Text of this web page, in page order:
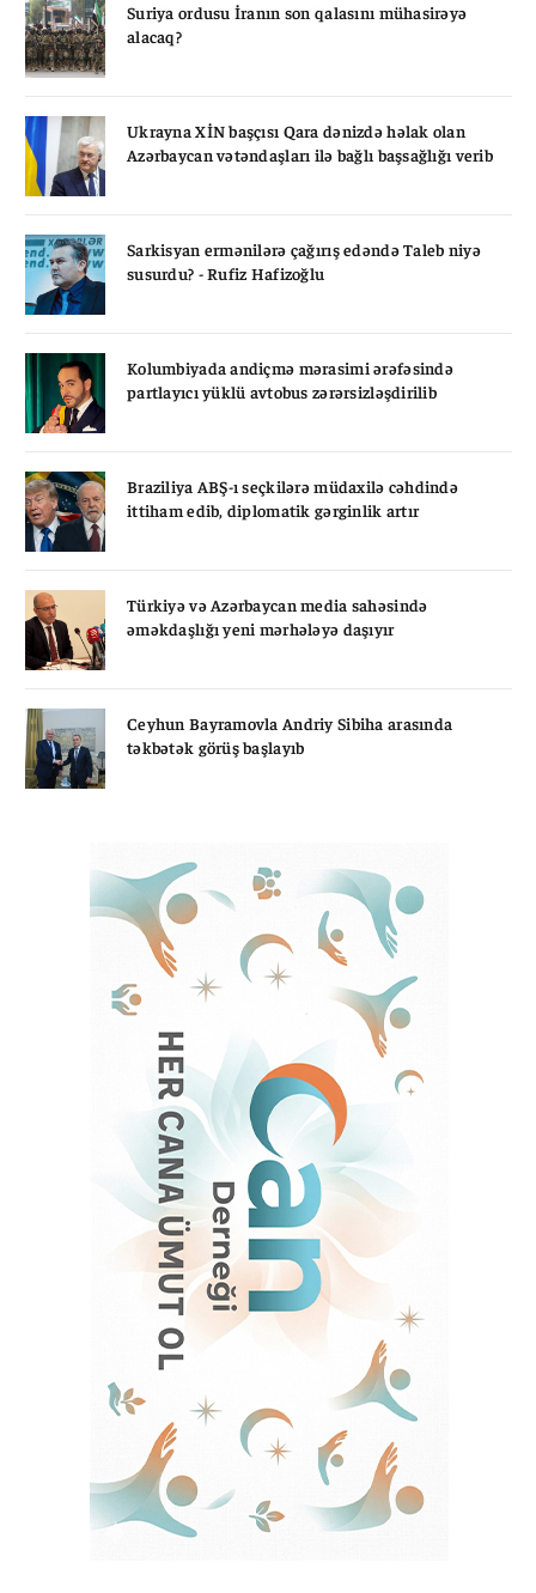
Suriya ordusu İranın son qalasını mühasirəyə
alacaq?
Ukrayna XİN başçısı Qara dənizdə həlak olan
Azərbaycan vətəndaşları ilə bağlı başsağlığı verib
Sarkisyan ermənilərə çağırış edəndə Taleb niyə
susurdu? - Rufiz Hafizoğlu
Kolumbiyada andiçmə mərasimi ərəfəsində
partlayıcı yüklü avtobus zərərsizləşdirilib
Braziliya ABŞ-ı seçkilərə müdaxilə cəhdində
ittiham edib, diplomatik gərginlik artır
Türkiyə və Azərbaycan media sahəsində
əməkdaşlığı yeni mərhələyə daşıyır
Ceyhun Bayramovla Andriy Sibiha arasında
təkbətək görüş başlayıb